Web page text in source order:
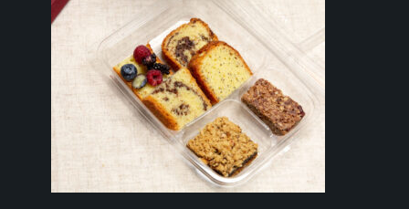
Vue rapide